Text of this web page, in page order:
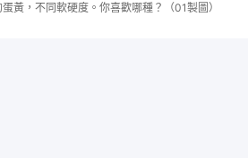
黃，不同軟硬度。你喜歡哪種？（01製圖）